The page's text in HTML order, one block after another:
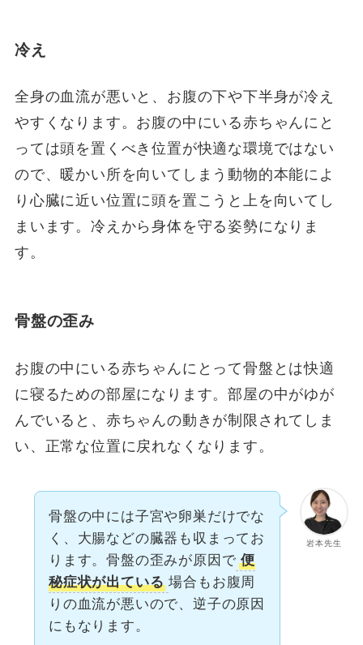
冷え
全身の血流が悪いと、お腹の下や下半身が冷え
やすくなります。お腹の中にいる赤ちゃんにと
っては頭を置くべき位置が快適な環境ではない
ので、暖かい所を向いてしまう動物的本能によ
り心臓に近い位置に頭を置こうと上を向いてし
まいます。冷えから身体を守る姿勢になりま
す。
骨盤の歪み
お腹の中にいる赤ちゃんにとって骨盤とは快適
に寝るための部屋になります。部屋の中がゆが
んでいると、赤ちゃんの動きが制限されてしま
い、正常な位置に戻れなくなります。
岩本先生
骨盤の中には子宮や卵巣だけでな
く、大腸などの臓器も収まってお
ります。骨盤の歪みが原因で 便
秘症状が出ている 場合もお腹周
りの血流が悪いので、逆子の原因
にもなります。